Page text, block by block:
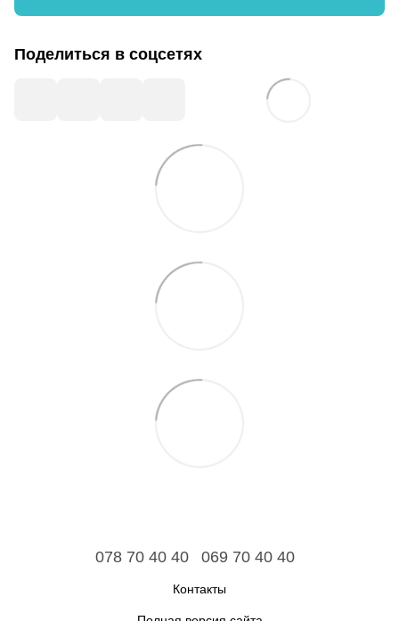
Поделиться в соцсетях
078 70 40 40 069 70 40 40
Контакты